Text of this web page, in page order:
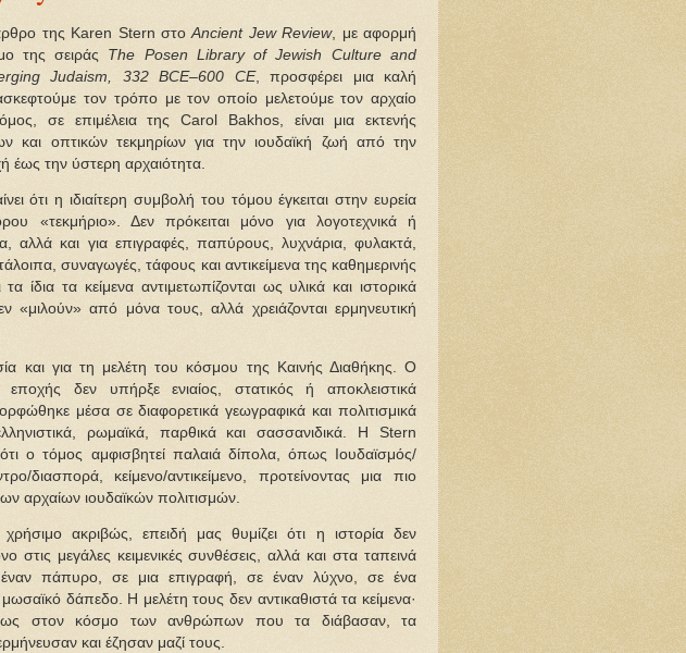
της Karen Stern στοAncient Jew Review, με αφορμή
της σειράς The Posen Library of Jewish Culture and
Judaism, 332 BCE–600 CE, προσφέρει μια καλή
τον τρόπο με τον οποίο μελετούμε τον αρχαίο
σε επιμέλεια της Carol Bakhos, είναι μια εκτενής
και οπτικών τεκμηρίων για την ιουδαϊκή ζωή από την
έως την ύστερη αρχαιότητα.
ότι η ιδιαίτερη συμβολή του τόμου έγκειται στην ευρεία
«τεκμήριο». Δεν πρόκειται μόνο για λογοτεχνικά ή
αλλά και για επιγραφές, παπύρους, λυχνάρια, φυλακτά,
συναγωγές, τάφους και αντικείμενα της καθημερινής
ίδια τα κείμενα αντιμετωπίζονται ως υλικά και ιστορικά
«μιλούν» από μόνα τους, αλλά χρειάζονται ερμηνευτική
και για τη μελέτη του κόσμου της Καινής Διαθήκης. Ο
εποχής δεν υπήρξε ενιαίος, στατικός ή αποκλειστικά
μέσα σε διαφορετικά γεωγραφικά και πολιτισμικά
ρωμαϊκά, παρθικά και σασσανιδικά. Η Stern
ότι ο τόμος αμφισβητεί παλαιά δίπολα, όπως Ιουδαϊσμός/
διασπορά, κείμενο/αντικείμενο, προτείνοντας μια πιο
αρχαίων ιουδαϊκών πολιτισμών.
ακριβώς, επειδή μας θυμίζει ότι η ιστορία δεν
στις μεγάλες κειμενικές συνθέσεις, αλλά και στα ταπεινά
έναν πάπυρο, σε μια επιγραφή, σε έναν λύχνο, σε ένα
δάπεδο. Η μελέτη τους δεν αντικαθιστά τα κείμενα·
στον κόσμο των ανθρώπων που τα διάβασαν, τα
και έζησαν μαζί τους.